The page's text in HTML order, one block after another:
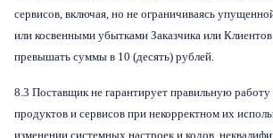
сервисов, включая, но не ограничиваясь
или косвенными убытками Заказчика или
превышать суммы в 10 (десять) рублей.
8.3 Поставщик не гарантирует правильную
продуктов и сервисов при некорректном их
изменении системных настроек и кодов,